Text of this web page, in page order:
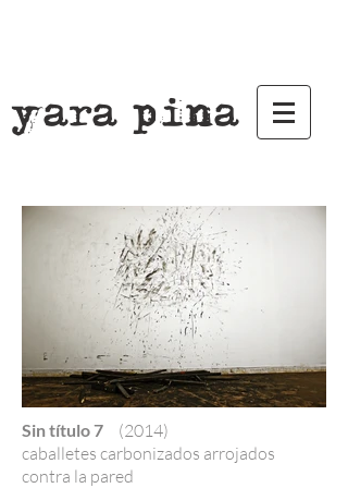
yara pina
Sin título 7
(2014)
caballetes carbonizados arrojados
contra la pared